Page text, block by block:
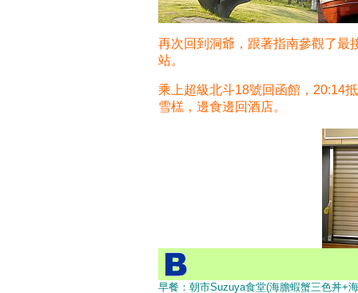
再次回到洞爺，跟著指南參觀了最
站。
乘上超級北斗18號回函館，20:14
雪榚，邊食邊回酒店。
早餐：朝市Suzuya食堂(海膽蝦蟹三色丼+